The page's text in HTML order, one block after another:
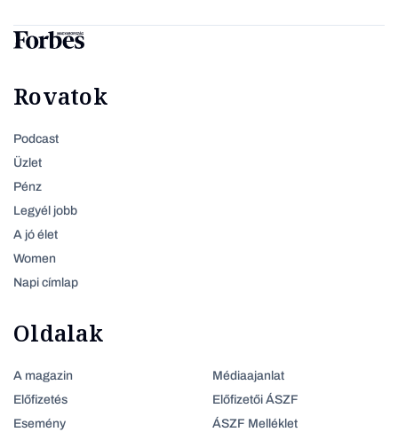
Rovatok
Podcast
Üzlet
Pénz
Legyél jobb
A jó élet
Women
Napi címlap
Oldalak
A magazin
Előfizetés
Esemény
Médiaajanlat
Előfizetői ÁSZF
ÁSZF Melléklet